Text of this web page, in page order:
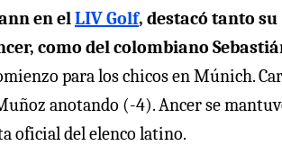
en elLIV Golf, destacó tanto su
como del colombiano
para los chicos en Múnich.
anotando (-4). Ancer se
oficial del elenco latino.